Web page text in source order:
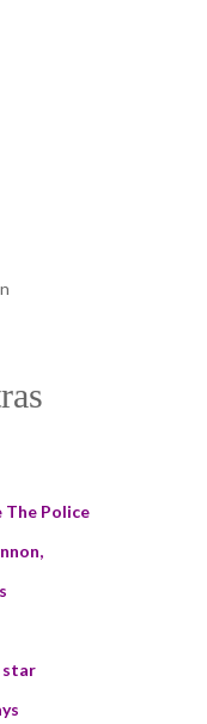
The Police
,
star